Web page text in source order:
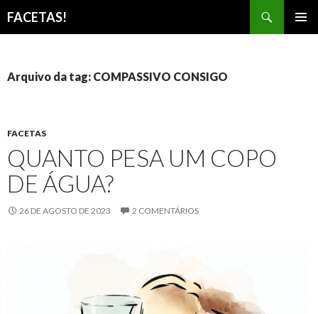
FACETAS!
CONTEÚDO
Arquivo da tag: COMPASSIVO CONSIGO
FACETAS
QUANTO PESA UM COPO
DE ÁGUA?
26 DE AGOSTO DE 2023 2 COMENTÁRIOS